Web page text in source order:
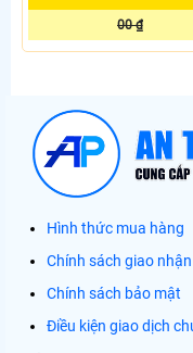
00 ₫
Hình thức mua hàng
Chính sách giao nhận
Chính sách bảo mật
Điều kiện giao dịch